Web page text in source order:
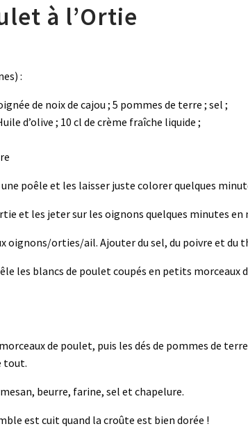
à l’Ortie
:
de noix de cajou ; 5 pommes de terre ; sel ;
d’olive ; 10 cl de crème fraîche liquide ;
poêle et les laisser juste colorer quelques
et les jeter sur les oignons quelques minutes
oignons/orties/ail. Ajouter du sel, du poivre et du
les blancs de poulet coupés en petits morceaux
de poulet, puis les dés de pommes de
tout.
beurre, farine, sel et chapelure.
est cuit quand la croûte est bien dorée !